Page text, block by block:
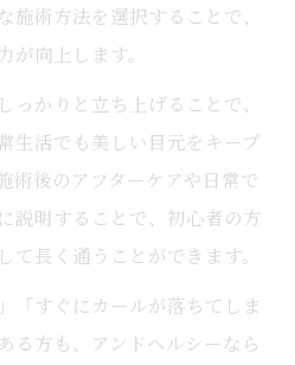
施術方法を選択することで、
が向上します。
っかりと立ち上げることで、
生活でも美しい目元をキープ
術後のアフターケアや日常で
説明することで、初心者の方
長く通うことができます。
「すぐにカールが落ちてしま
る方も、アンドヘルシーなら